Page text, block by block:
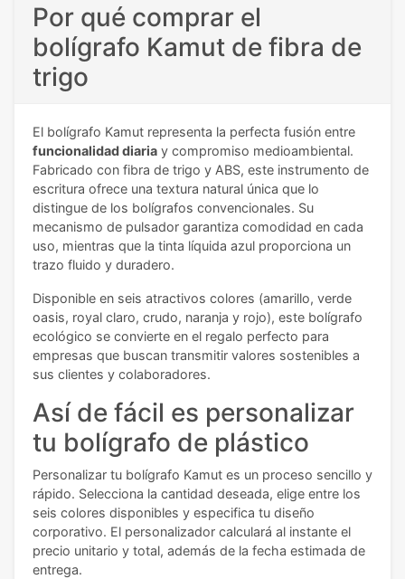
Por qué comprar el
bolígrafo Kamut de fibra de
trigo
El bolígrafo Kamut representa la perfecta fusión entre
funcionalidad diaria y compromiso medioambiental.
Fabricado con fibra de trigo y ABS, este instrumento de
escritura ofrece una textura natural única que lo
distingue de los bolígrafos convencionales. Su
mecanismo de pulsador garantiza comodidad en cada
uso, mientras que la tinta líquida azul proporciona un
trazo fluido y duradero.
Disponible en seis atractivos colores (amarillo, verde
oasis, royal claro, crudo, naranja y rojo), este bolígrafo
ecológico se convierte en el regalo perfecto para
empresas que buscan transmitir valores sostenibles a
sus clientes y colaboradores.
Así de fácil es personalizar
tu bolígrafo de plástico
Personalizar tu bolígrafo Kamut es un proceso sencillo y
rápido. Selecciona la cantidad deseada, elige entre los
seis colores disponibles y especifica tu diseño
corporativo. El personalizador calculará al instante el
precio unitario y total, además de la fecha estimada de
entrega.